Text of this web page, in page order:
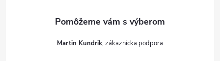
Martin Kundrik